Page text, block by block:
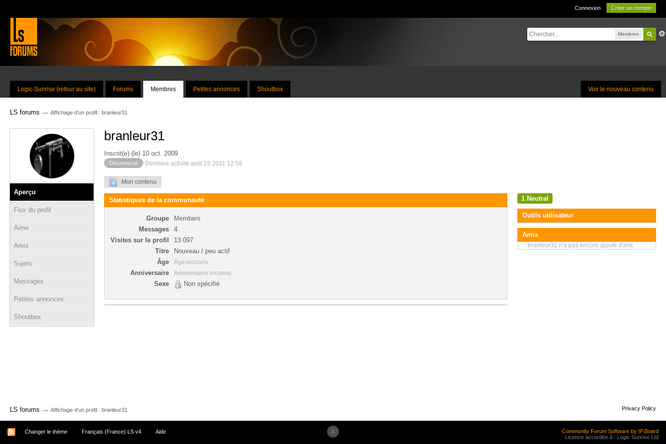
Connexion Créer un compte
Membres
Voir le nouveau contenu
Logic-Sunrise (retour au site) Forums Membres Petites annonces Shoutbox
LS forums → Affichage d'un profil : branleur31
Aperçu
Flux du profil
Aime
Amis
Sujets
Messages
Petites annonces
Shoutbox
branleur31
Inscrit(e) (le) 10 oct. 2009
Déconnecté Dernière activité avril 23 2011 12:58
Mon contenu
Statistiques de la communauté
Groupe
Members
Messages
4
Visites sur le profil
13 097
Titre
Nouveau / peu actif
Âge
Âge inconnu
Anniversaire Anniversaire inconnu
Sexe Non spécifié
1 Neutral
Outils utilisateur
Amis
branleur31 n'a pas encore ajouté d'ami.
LS forums → Affichage d'un profil : branleur31 Privacy Policy
Changer le thème Français (France) LS v4 Aide
Community Forum Software by IP.Board
Licence accordée à : Logic Sunrise Ltd